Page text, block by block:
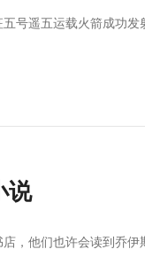
号遥五运载火箭成功
说
，他们也许会读到乔